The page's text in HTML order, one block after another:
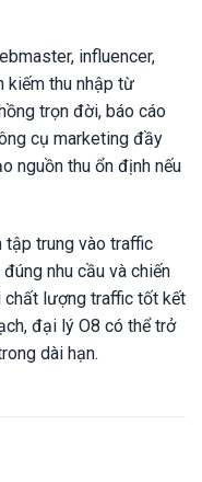
influencer,
kiếm thu nhập từ
trọn đời, báo cáo
cụ marketing đầy
nguồn thu ổn định nếu
tập trung vào traffic
nhu cầu và chiến
chất lượng traffic tốt kết
đại lý O8 có thể trở
dài hạn.